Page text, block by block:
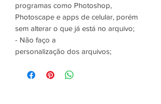
programas como Photoshop,
Photoscape e apps de celular, porém
sem alterar o que já está no arquivo;
- Não faço a
personalização dos arquivos;